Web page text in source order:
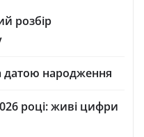
розбір
датою народження
році: живі цифри